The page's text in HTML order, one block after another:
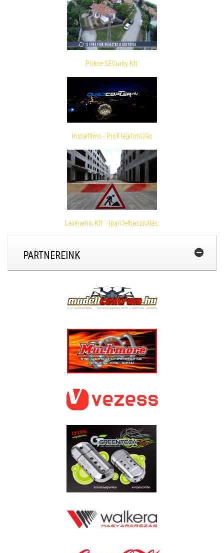
Police-SECurity Kft.
Instarfilms - Profi légifotózás
Lavinamix Kft. - Ipari felhasználás
PARTNEREINK